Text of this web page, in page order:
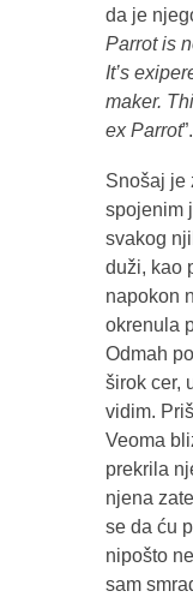
da je
Parrot is
It’s
maker.
ex Parrot”.
Snošaj je
spojenim
svakog
duži, kao
napokon
okrenula
Odmah
širok cer,
vidim.
Veoma
prekrila
njena
se da ću
nipošto
sam